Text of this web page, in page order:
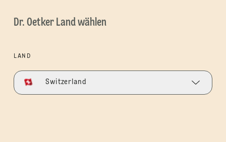
Dr. Oetker Land wählen
LAND
Switzerland